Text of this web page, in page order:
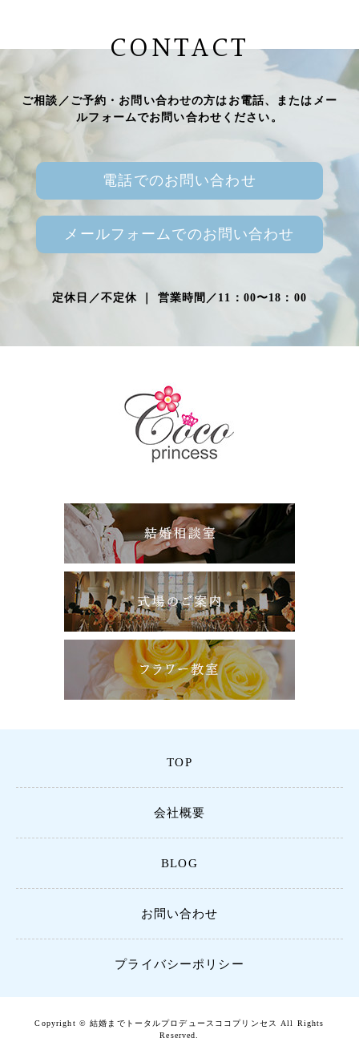
CONTACT
ご相談／ご予約・お問い合わせの方はお電話、またはメー
ルフォームでお問い合わせください。
電話でのお問い合わせ
メールフォームでのお問い合わせ
定休日／不定休 ｜ 営業時間／11：00〜18：00
TOP
会社概要
BLOG
お問い合わせ
プライバシーポリシー
Copyright © 結婚までトータルプロデュースココプリンセス All Rights
Reserved.